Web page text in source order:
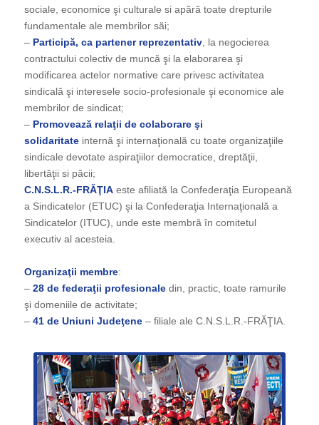
sociale, economice şi culturale si apără toate drepturile
fundamentale ale membrilor săi;
– Participă, ca partener reprezentativ, la negocierea
contractului colectiv de muncă şi la elaborarea şi
modificarea actelor normative care privesc activitatea
sindicală şi interesele socio-profesionale şi economice ale
membrilor de sindicat;
– Promovează relaţii de colaborare şi
solidaritateinternă şi internaţională cu toate organizaţiile
sindicale devotate aspiraţiilor democratice, dreptăţii,
libertăţii si păcii;
C.N.S.L.R.-FRĂŢIAeste afiliată la Confederaţia Europeană
a Sindicatelor (ETUC) şi la Confederaţia Internaţională a
Sindicatelor (ITUC), unde este membră în comitetul
executiv al acesteia.
Organizaţii membre:
– 28 de federaţii profesionaledin, practic, toate ramurile
şi domeniile de activitate;
– 41 de Uniuni Judeţene– filiale ale C.N.S.L.R.-FRĂŢIA.